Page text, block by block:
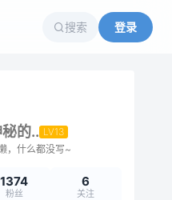
搜索 登录
的.. LV13
，什么都没写~
1374
粉丝
6
关注